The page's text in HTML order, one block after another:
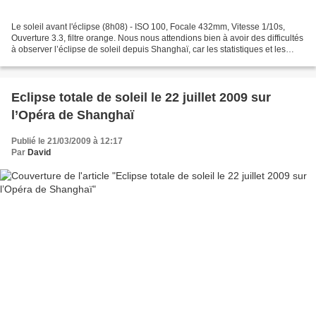
Le soleil avant l'éclipse (8h08) - ISO 100, Focale 432mm, Vitesse 1/10s,
Ouverture 3.3, filtre orange. Nous nous attendions bien à avoir des difficultés
à observer l’éclipse de soleil depuis Shanghaï, car les statistiques et les
Eclipse totale de soleil le 22 juillet 2009 sur
l’Opéra de Shanghaï
Publié le 21/03/2009 à 12:17
Par David